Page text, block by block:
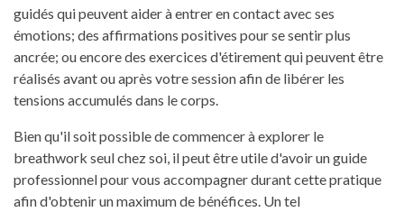
guidés qui peuvent aider à entrer en contact avec ses
émotions; des affirmations positives pour se sentir plus
ancrée; ou encore des exercices d'étirement qui peuvent être
réalisés avant ou après votre session afin de libérer les
tensions accumulés dans le corps.
Bien qu'il soit possible de commencer à explorer le
breathwork seul chez soi, il peut être utile d'avoir un guide
professionnel pour vous accompagner durant cette pratique
afin d'obtenir un maximum de bénéfices. Un tel